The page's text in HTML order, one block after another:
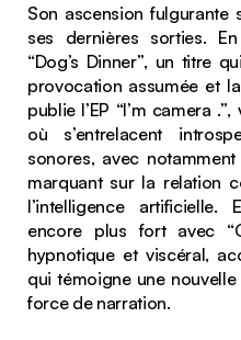
Son ascension fulgurante
ses dernières sorties.
“Dog’s Dinner”, un titre
provocation assumée et
publie l’EP “I’m camera .”,
où s’entrelacent
sonores, avec notamment
marquant sur la relation
l’intelligence
encore plus fort avec
hypnotique et viscéral,
qui témoigne une
force de narration.